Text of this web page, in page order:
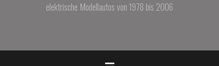
elektrische Modellautos von 1978 bis 2006